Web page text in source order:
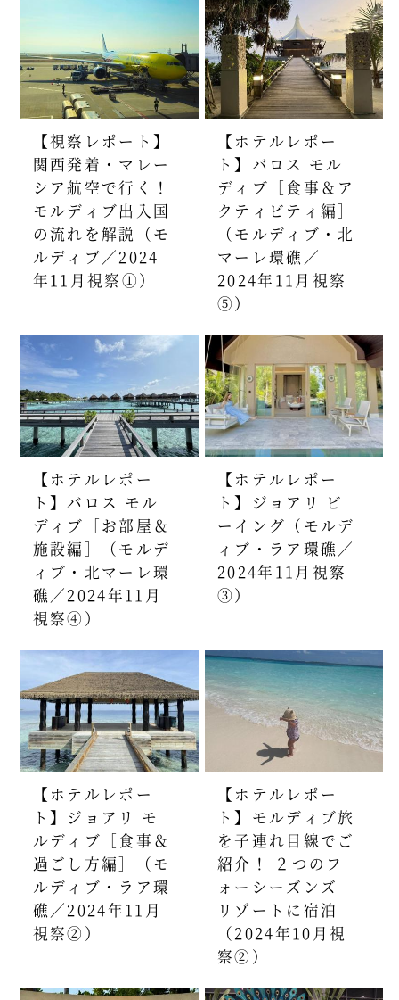
【視察レポート】
関西発着・マレー
シア航空で行く！
モルディブ出入国
の流れを解説（モ
ルディブ／2024
年11月視察①）
【ホテルレポー
ト】バロス モル
ディブ［食事＆ア
クティビティ編］
（モルディブ・北
マーレ環礁／
2024年11月視察
⑤）
【ホテルレポー
ト】バロス モル
ディブ［お部屋＆
施設編］（モルデ
ィブ・北マーレ環
礁／2024年11月
視察④）
【ホテルレポー
ト】ジョアリ ビ
ーイング（モルデ
ィブ・ラア環礁／
2024年11月視察
③）
【ホテルレポー
ト】ジョアリ モ
ルディブ［食事＆
過ごし方編］（モ
ルディブ・ラア環
礁／2024年11月
視察②）
【ホテルレポー
ト】モルディブ旅
を子連れ目線でご
紹介！ ２つのフ
ォーシーズンズ
リゾートに宿泊
（2024年10月視
察②）